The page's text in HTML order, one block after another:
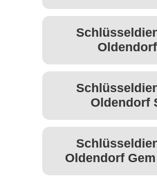
Oldendorf
Oldendorf